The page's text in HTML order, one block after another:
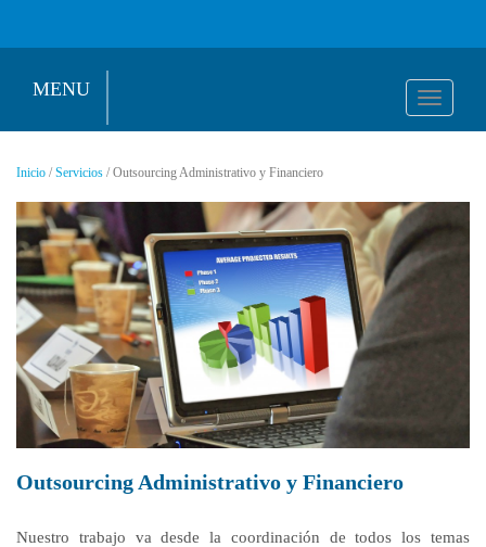
MENU
Inicio /Servicios / Outsourcing Administrativo y Financiero
Outsourcing Administrativo y Financiero
Nuestro trabajo va desde la coordinación de todos los temas